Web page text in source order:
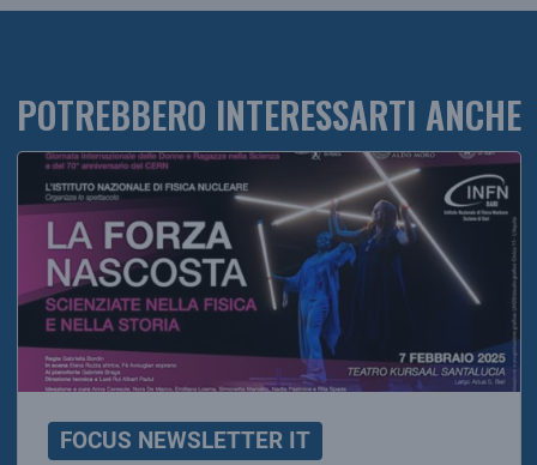
POTREBBERO INTERESSARTI ANCHE
FOCUS NEWSLETTER IT